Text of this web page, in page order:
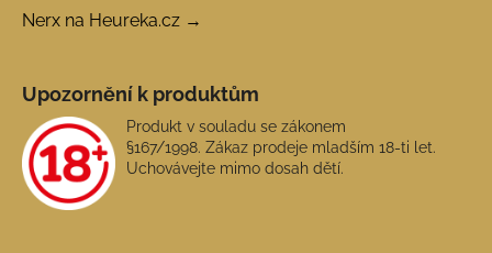
Nerx na Heureka.cz →
Upozornění k produktům
Produkt v souladu se zákonem
§167/1998. Zákaz prodeje mladším 18-ti let.
Uchovávejte mimo dosah dětí.